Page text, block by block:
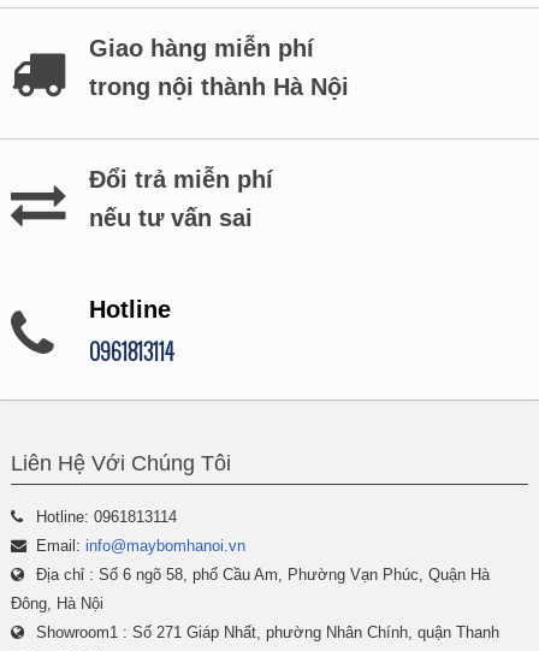
Giao hàng miễn phí
trong nội thành Hà Nội
Đổi trả miễn phí
nếu tư vấn sai
Hotline
0961813114
Liên Hệ Với Chúng Tôi
Hotline: 0961813114
Email: info@maybomhanoi.vn
Địa chỉ : Số 6 ngõ 58, phố Cầu Am, Phường Vạn Phúc, Quận Hà
Đông, Hà Nội
Showroom1 : Số 271 Giáp Nhất, phường Nhân Chính, quận Thanh